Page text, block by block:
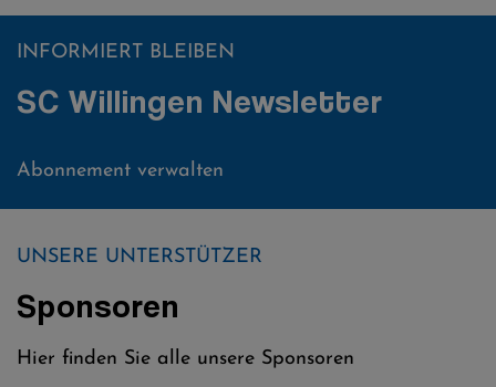
INFORMIERT BLEIBEN
SC Willingen Newsletter
Abonnement verwalten
UNSERE UNTERSTÜTZER
Sponsoren
Hier finden Sie alle unsere Sponsoren